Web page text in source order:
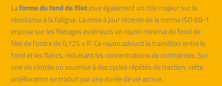
Laforme du fond de filetjoue également un rôle majeur sur la
résistance à la fatigue. La mise à jour récente de la norme ISO 68-1
impose sur les filetages extérieurs un rayon minimal de fond de
filet de l’ordre de 0,125 × P. Ce rayon adoucit la transition entre le
fond et les flancs, réduisant les concentrations de contraintes. Sur
une vis cintrée ou soumise à des cycles répétés de traction, cette
amélioration se traduit par une durée de vie accrue.